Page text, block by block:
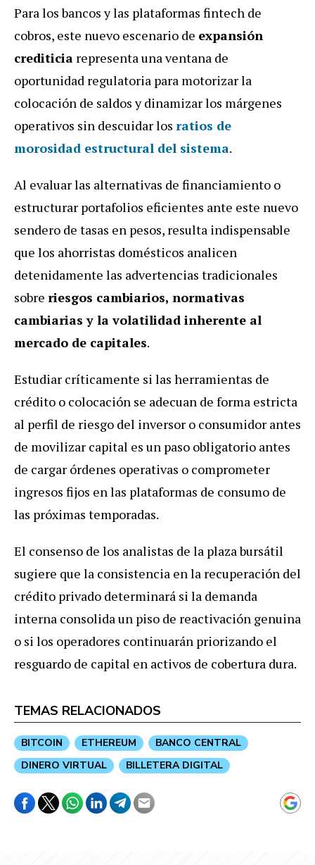
Para los bancos y las plataformas fintech de
cobros, este nuevo escenario de expansión
crediticia representa una ventana de
oportunidad regulatoria para motorizar la
colocación de saldos y dinamizar los márgenes
operativos sin descuidar los ratios de
morosidad estructural del sistema.
Al evaluar las alternativas de financiamiento o
estructurar portafolios eficientes ante este nuevo
sendero de tasas en pesos, resulta indispensable
que los ahorristas domésticos analicen
detenidamente las advertencias tradicionales
sobre riesgos cambiarios, normativas
cambiarias y la volatilidad inherente al
mercado de capitales.
Estudiar críticamente si las herramientas de
crédito o colocación se adecuan de forma estricta
al perfil de riesgo del inversor o consumidor antes
de movilizar capital es un paso obligatorio antes
de cargar órdenes operativas o comprometer
ingresos fijos en las plataformas de consumo de
las próximas temporadas.
El consenso de los analistas de la plaza bursátil
sugiere que la consistencia en la recuperación del
crédito privado determinará si la demanda
interna consolida un piso de reactivación genuina
o si los operadores continuarán priorizando el
resguardo de capital en activos de cobertura dura.
TEMAS RELACIONADOS
BITCOIN ETHEREUM
BANCO CENTRAL
DINERO VIRTUAL
BILLETERA DIGITAL